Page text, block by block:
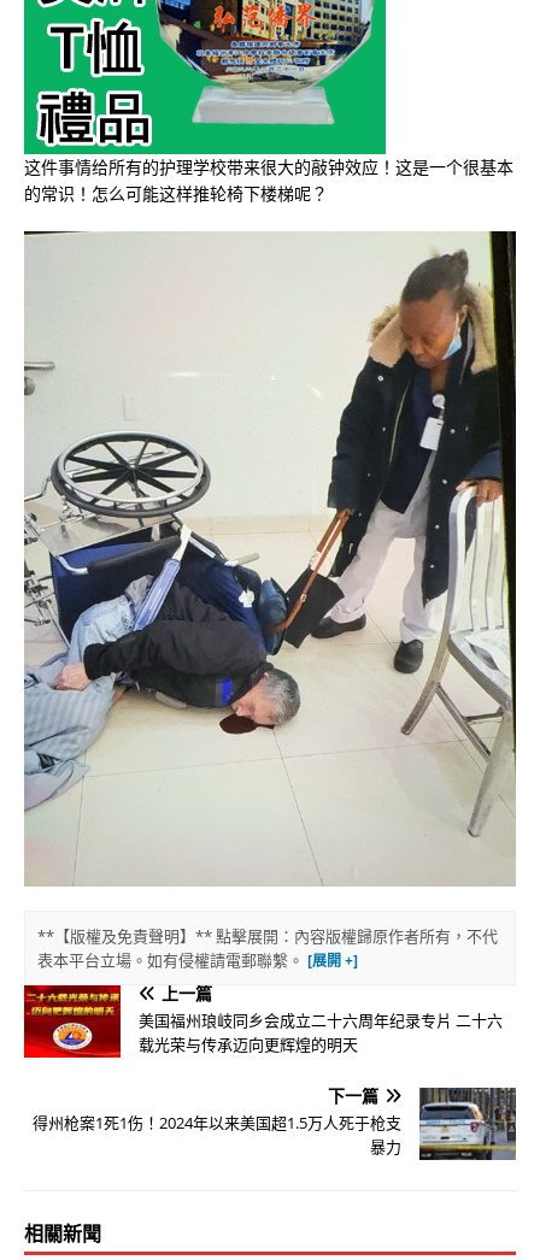
这件事情给所有的护理学校带来很大的敲钟效应！这是一个很基本
的常识！怎么可能这样推轮椅下楼梯呢？
**【版權及免責聲明】** 點擊展開：內容版權歸原作者所有，不代
表本平台立場。如有侵權請電郵聯繫。
上一篇
美国福州琅岐同乡会成立二十六周年纪录专片 二十六
载光荣与传承迈向更辉煌的明天
下一篇
得州枪案1死1伤！2024年以来美国超1.5万人死于枪支
暴力
相關新聞